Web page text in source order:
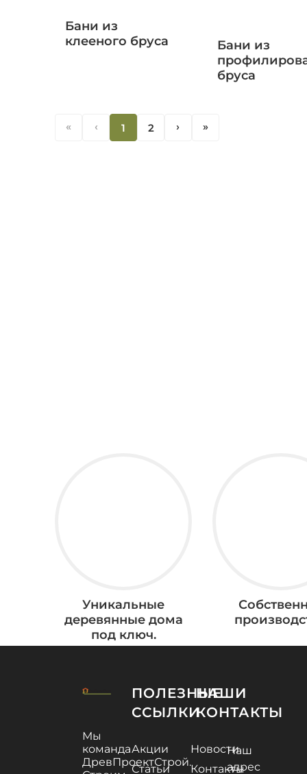
Бани из
клееного бруса
Бани из
бруса
« ‹ 1 2 ‹ «
Уникальные
деревянные дома
под ключ.
Мы
команда
ДревПроектСтрой.
ПОЛЕЗНЫЕ
ССЫЛКИ
Акции
Новости
Статьи
Контакты
НАШИ
КОНТАКТЫ
Наш
адрес